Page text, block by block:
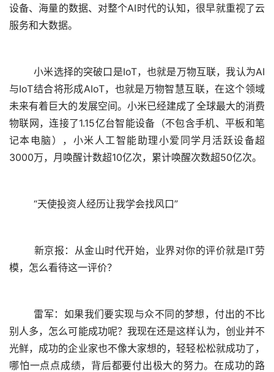
设备、海量的数据、对整个AI时代的认知，很早就重视了云
服务和大数据。
	小米选择的突破口是IoT，也就是万物互联，我认为AI
与IoT结合将形成AIoT，也就是万物智慧互联，在这个领域
未来有着巨大的发展空间。小米已经建成了全球最大的消费
物联网，连接了1.15亿台智能设备（不包含手机、平板和笔
记本电脑），小米人工智能助理小爱同学月活跃设备超
3000万，月唤醒计数超10亿次，累计唤醒次数超50亿次。
	“天使投资人经历让我学会找风口”
模，怎么看待这一评价？
别人多，怎么可能成功呢？我现在还是这样认为，创业并不
光鲜，成功的企业家也不像大家想的，轻轻松松就成功了，
哪怕一点点成绩，背后都要付出极大的努力。在成功的路